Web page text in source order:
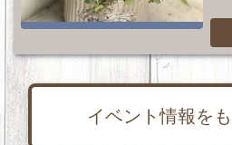
イベント情報を